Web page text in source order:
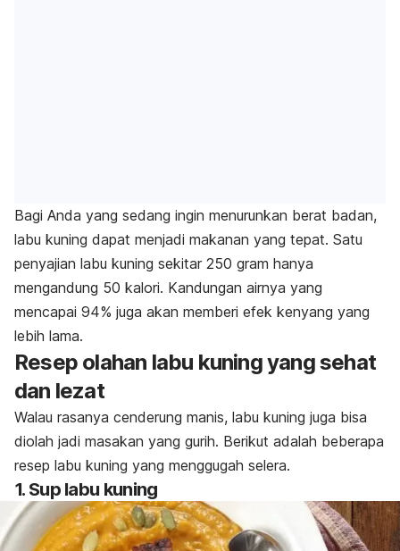
Bagi Anda yang sedang ingin menurunkan berat badan,
labu kuning dapat menjadi makanan yang tepat. Satu
penyajian labu kuning sekitar 250 gram hanya
mengandung 50 kalori. Kandungan airnya yang
mencapai 94% juga akan memberi efek kenyang yang
lebih lama.
Resep olahan labu kuning yang sehat
dan lezat
Walau rasanya cenderung manis, labu kuning juga bisa
diolah jadi masakan yang gurih. Berikut adalah beberapa
resep labu kuning yang menggugah selera.
1. Sup labu kuning